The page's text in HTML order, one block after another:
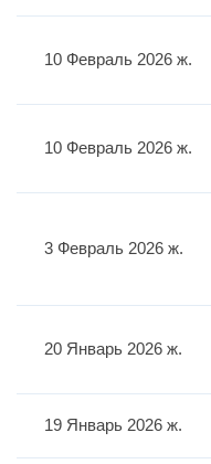
10 Февраль 2026 ж.
10 Февраль 2026 ж.
3 Февраль 2026 ж.
20 Январь 2026 ж.
19 Январь 2026 ж.